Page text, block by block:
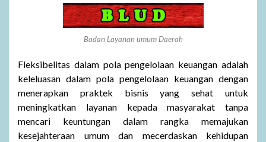
Badan Layanan umum Daerah
Fleksibelitas dalam pola pengelolaan keuangan adalah
keleluasan dalam pola pengelolaan keuangan dengan
menerapkan praktek bisnis yang sehat untuk
meningkatkan layanan kepada masyarakat tanpa
mencari keuntungan dalam rangka memajukan
kesejahteraan umum dan mecerdaskan kehidupan